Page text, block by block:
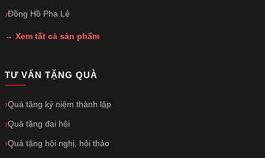
Đồng Hồ Pha Lê
→ Xem tất cả sản phẩm
TƯ VẤN TẶNG QUÀ
Quà tặng kỷ niệm thành lập
Quà tặng đại hội
Quà tặng hội nghị, hội thảo